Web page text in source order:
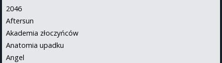
2046
Aftersun
Akademia złoczyńców
Anatomia upadku
Angel